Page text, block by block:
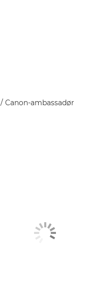
/ Canon-ambassadør